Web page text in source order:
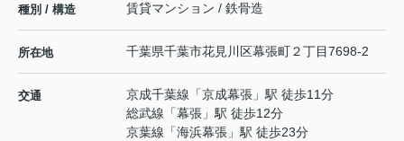
種別 / 構造 賃貸マンション / 鉄骨造
所在地 千葉県千葉市花見川区幕張町２丁目7698-2
交通 京成千葉線 「京成幕張 」駅 徒歩11分
総武線 「幕張 」駅 徒歩12分
京葉線 「海浜幕張 」駅 徒歩23分